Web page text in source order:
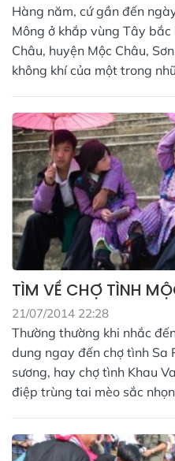
Hàng năm, cứ gần đến
Mông ở khắp vùng Tây
Châu, huyện Mộc Châu,
không khí của một trong
TÌM VỀ CHỢ TÌNH
21/07/2014 22:28
Thường thường khi nhắc
dung ngay đến chợ tình Sa
sương, hay chợ tình Khau
điệp trùng tai mèo sắc